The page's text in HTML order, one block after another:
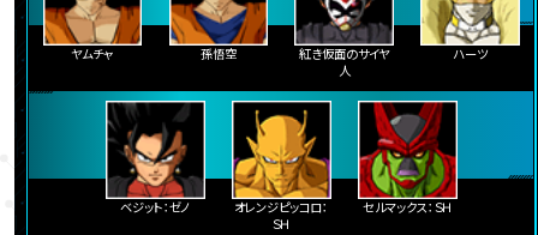
ヤムチャ 孫悟空
紅き仮面のサイヤ
人
ハーツ
ベジット：ゼノ
オレンジピッコロ：
ＳＨ
セルマックス：ＳＨ